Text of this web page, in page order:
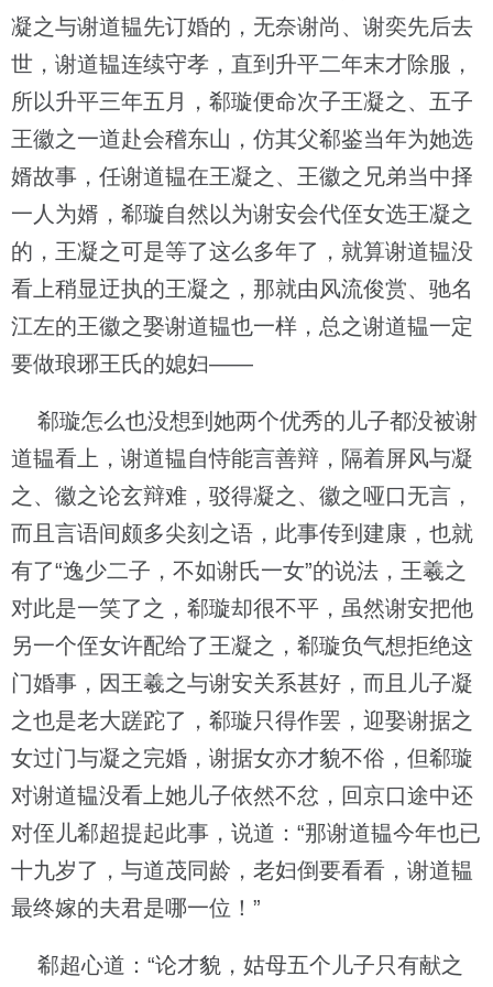
凝之与谢道韫先订婚的，无奈谢尚、谢奕先后去
世，谢道韫连续守孝，直到升平二年末才除服，
所以升平三年五月，郗璇便命次子王凝之、五子
王徽之一道赴会稽东山，仿其父郗鉴当年为她选
婿故事，任谢道韫在王凝之、王徽之兄弟当中择
一人为婿，郗璇自然以为谢安会代侄女选王凝之
的，王凝之可是等了这么多年了，就算谢道韫没
看上稍显迂执的王凝之，那就由风流俊赏、驰名
江左的王徽之娶谢道韫也一样，总之谢道韫一定
要做琅琊王氏的媳妇——
郗璇怎么也没想到她两个优秀的儿子都没被谢
道韫看上，谢道韫自恃能言善辩，隔着屏风与凝
之、徽之论玄辩难，驳得凝之、徽之哑口无言，
而且言语间颇多尖刻之语，此事传到建康，也就
有了“逸少二子，不如谢氏一女”的说法，王羲之
对此是一笑了之，郗璇却很不平，虽然谢安把他
另一个侄女许配给了王凝之，郗璇负气想拒绝这
门婚事，因王羲之与谢安关系甚好，而且儿子凝
之也是老大蹉跎了，郗璇只得作罢，迎娶谢据之
女过门与凝之完婚，谢据女亦才貌不俗，但郗璇
对谢道韫没看上她儿子依然不忿，回京口途中还
对侄儿郗超提起此事，说道：“那谢道韫今年也已
十九岁了，与道茂同龄，老妇倒要看看，谢道韫
最终嫁的夫君是哪一位！”
郗超心道：“论才貌，姑母五个儿子只有献之